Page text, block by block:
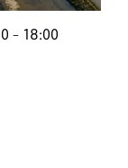
- 18:00